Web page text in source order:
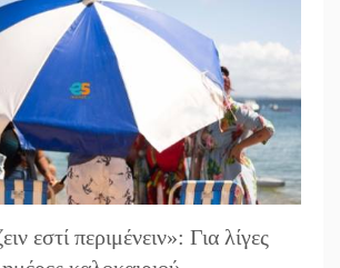
εστί περιμένειν»: Για λίγες